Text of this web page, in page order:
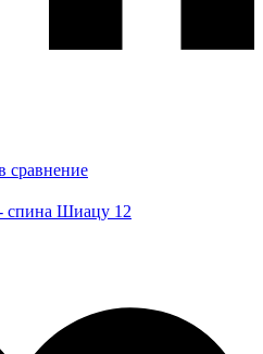
сравнение
спина Шиацу 12